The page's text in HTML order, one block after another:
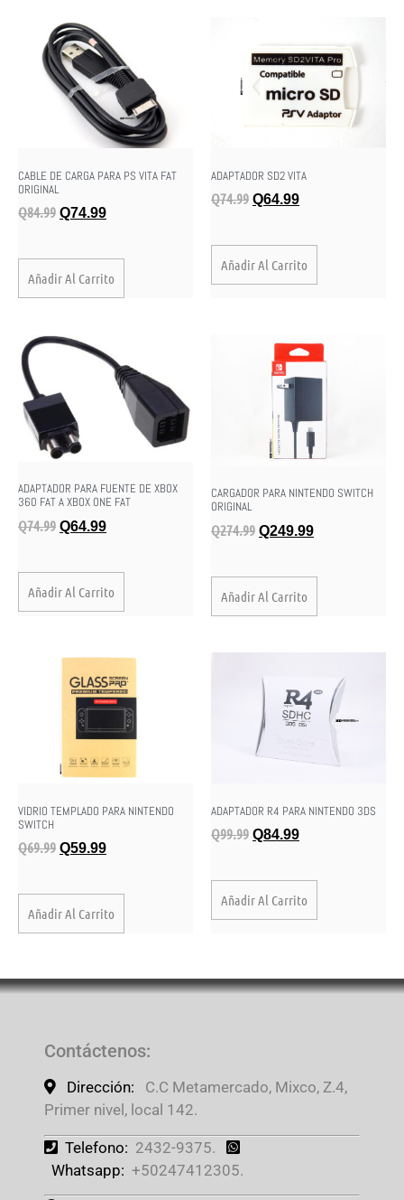
CABLE DE CARGA PARA PS VITA FAT
ORIGINAL
Q84.99 Q74.99
Añadir Al Carrito
ADAPTADOR SD2 VITA
Q74.99 Q64.99
Añadir Al Carrito
ADAPTADOR PARA FUENTE DE XBOX
360 FAT A XBOX ONE FAT
Q74.99 Q64.99
Añadir Al Carrito
CARGADOR PARA NINTENDO SWITCH
ORIGINAL
Q274.99 Q249.99
Añadir Al Carrito
VIDRIO TEMPLADO PARA NINTENDO
SWITCH
Q69.99 Q59.99
Añadir Al Carrito
ADAPTADOR R4 PARA NINTENDO 3DS
Q99.99 Q84.99
Añadir Al Carrito
Contáctenos:
Dirección:
C.C Metamercado, Mixco, Z.4,
Primer nivel, local 142.
Telefono: 2432-9375.
Whatsapp: +50247412305.